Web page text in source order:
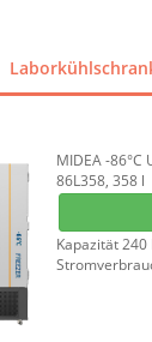
MIDEA -
86L358, 358 l
Kapazität 240